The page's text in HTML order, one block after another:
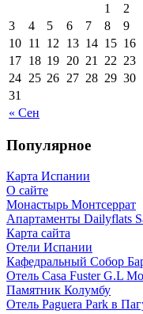
« Сен
1
2
3
4 5 6 7 8
9
10 11 12 13 14 15 16
17 18 19 20 21 22 23
24 25 26 27 28 29 30
31
Популярное
Карта Испании
О сайте
Монастырь Монтсеррат
Апартаменты Dailyflats
Карта сайта
Отели Испании
Кафeдрaльный Собор
Отель Casa Fuster G.L
Пaмятник Колумбу
Отель Paguera Park в